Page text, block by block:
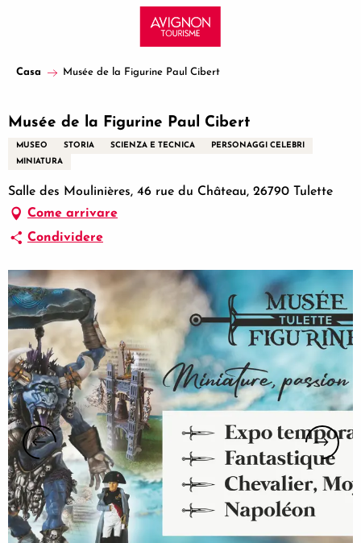
principal
Casa Musée de la Figurine Paul Cibert
Musée de la Figurine Paul Cibert
MUSEO STORIA SCIENZA E TECNICA
PERSONAGGI CELEBRI
MINIATURA
Salle des Moulinières, 46 rue du Château, 26790 Tulette
Come arrivare
Condividere